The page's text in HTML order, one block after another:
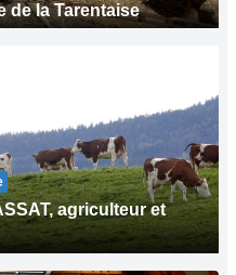
de la Tarentaise
agriculteur et